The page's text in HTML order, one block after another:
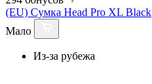
(EU) Сумка Head Pro XL Black
Мало
Из-за рубежа